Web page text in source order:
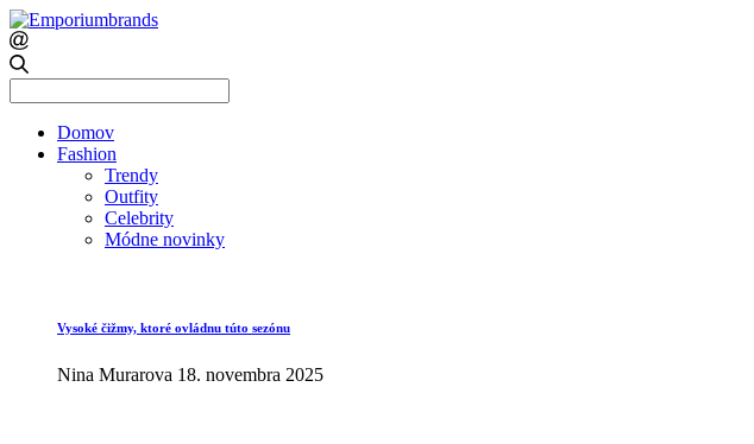
for:
Domov
Fashion
Trendy
Outfity
Celebrity
Módne novinky
Vysoké čižmy, ktoré ovládnu túto sezónu
Nina Murarova 18. novembra 2025